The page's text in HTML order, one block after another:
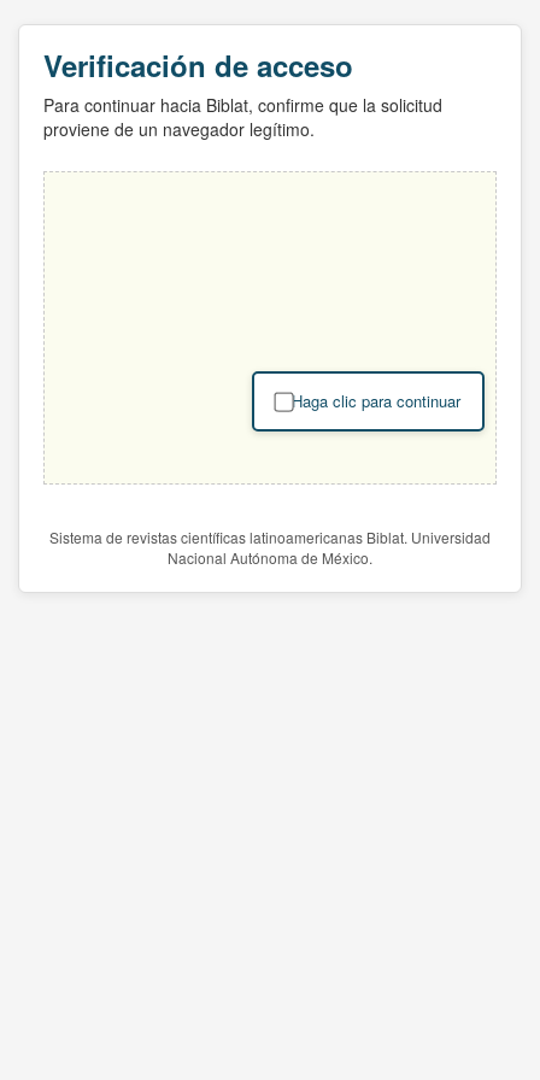
Verificación de acceso
Para continuar hacia Biblat, confirme que la solicitud
proviene de un navegador legítimo.
Haga clic para continuar
Sistema de revistas científicas latinoamericanas Biblat. Universidad
Nacional Autónoma de México.